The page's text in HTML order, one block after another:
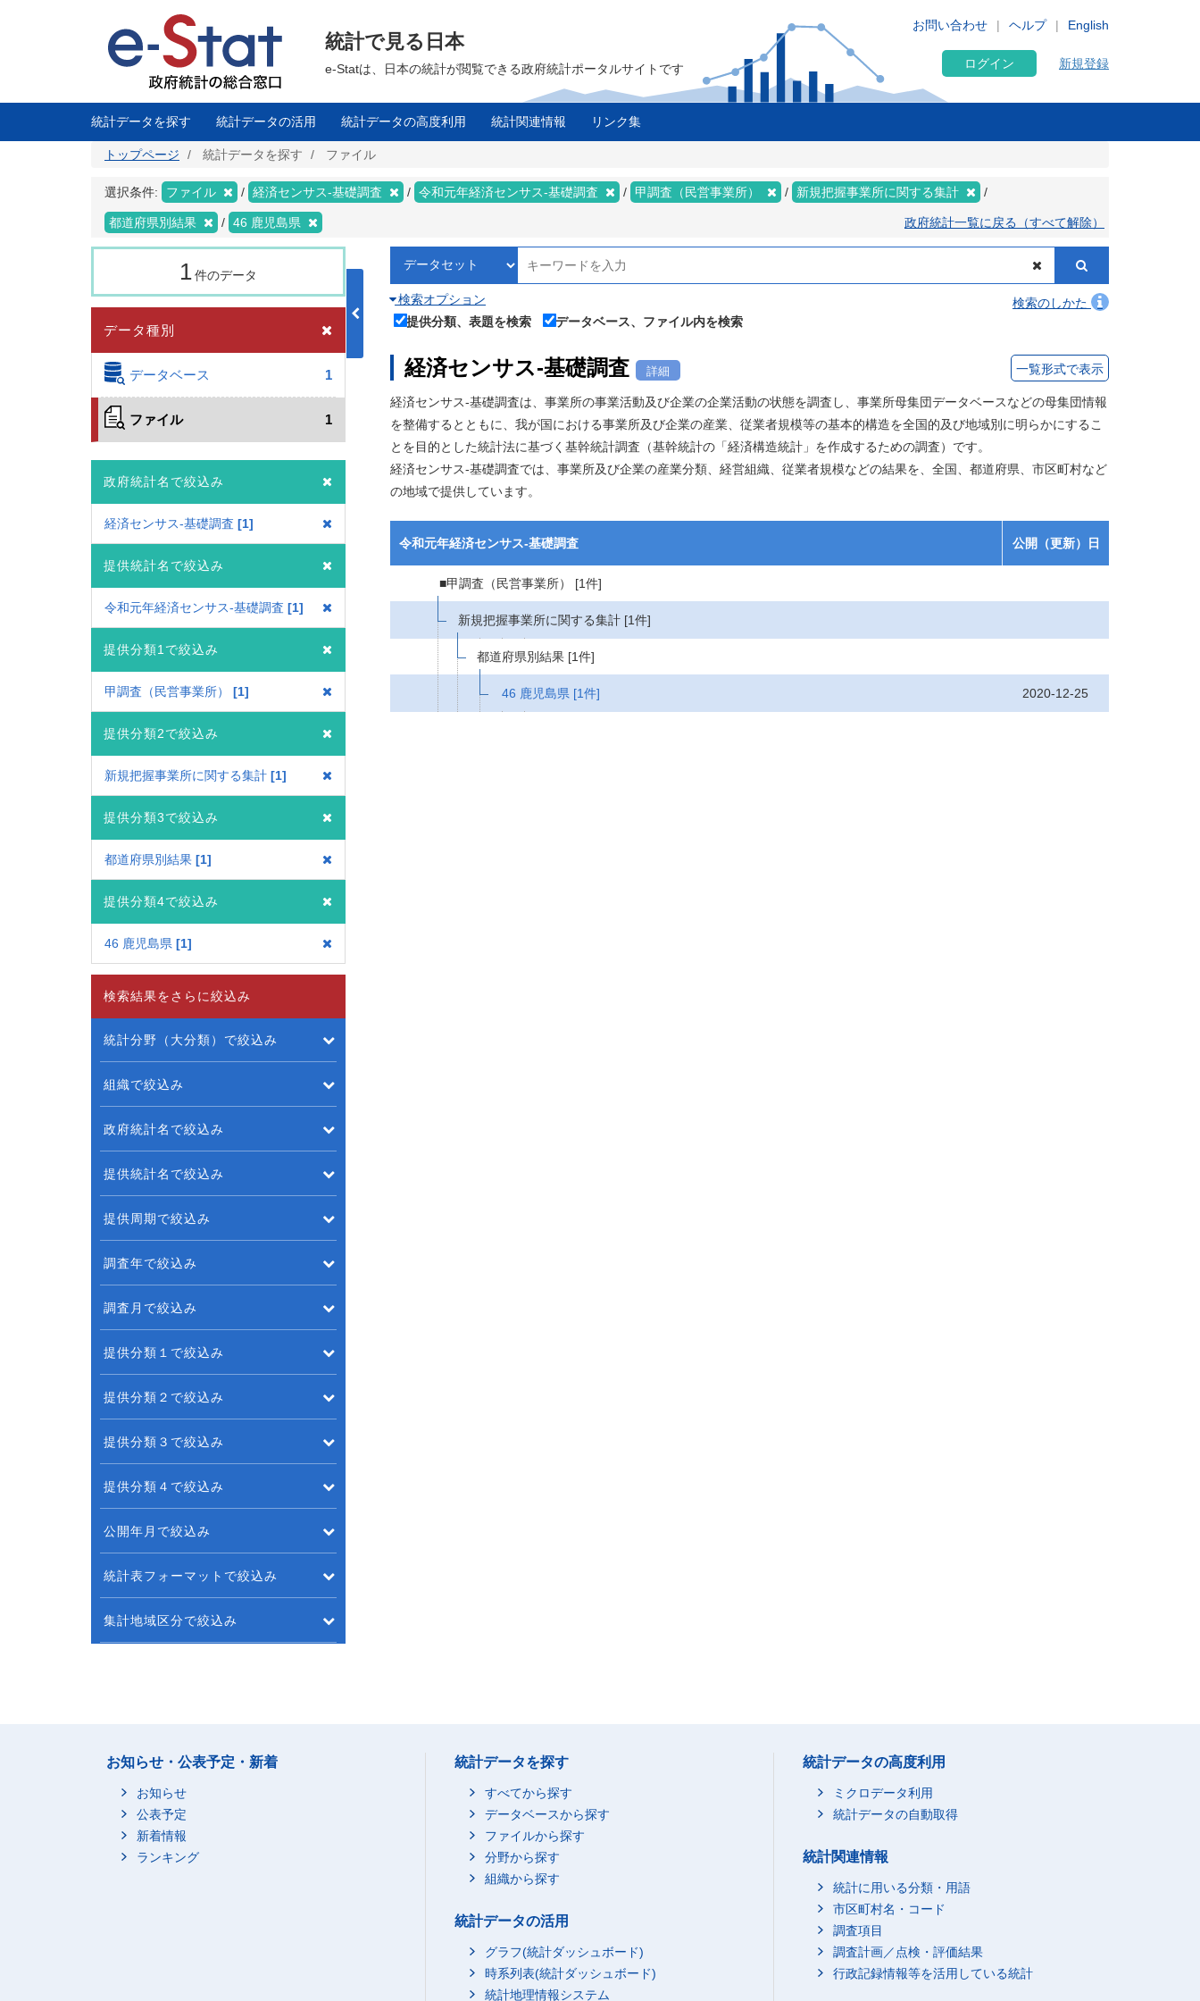
に
English
お問い合わせ ヘルプ
統計で見る日本
e-Statは、日本の統計が閲覧できる政府統計ポータルサイトです ログイン 新規登録
統計データを探す 統計データの活用 統計データの高度利用 統計関連情報 リンク集
トップページ 統計データを探す ファイル
選択条件: ファイル 経済センサス‐基礎調査 令和元年経済センサス‐基礎調査 甲調査（民営事業所） 新規把握事業所に関する集計
都道府県別結果 46 鹿児島県 政府統計一覧に戻る（すべて解除）
1件のデータ
データ種別
データベース 1
ファイル 1
政府統計名で絞込み
経済センサス‐基礎調査 1
提供統計名で絞込み
令和元年経済センサス‐基礎調査 1
提供分類1で絞込み
甲調査（民営事業所） 1
提供分類2で絞込み
新規把握事業所に関する集計 1
提供分類3で絞込み
都道府県別結果 1
提供分類4で絞込み
46 鹿児島県 1
検索オプション
検索のしかた
提供分類、表題を検索
データベース、ファイル内を検索
経済センサス‐基礎調査 詳細 一覧形式で表示
経済センサス‐基礎調査は、事業所の事業活動及び企業の企業活動の状態を調査し、事業所母集団データベースなどの母集団情報
を整備するとともに、我が国における事業所及び企業の産業、従業者規模等の基本的構造を全国的及び地域別に明らかにするこ
とを目的とした統計法に基づく基幹統計調査（基幹統計の「経済構造統計」を作成するための調査）です。
経済センサス‐基礎調査では、事業所及び企業の産業分類、経営組織、従業者規模などの結果を、全国、都道府県、市区町村など
の地域で提供しています。
令和元年経済センサス‐基礎調査 公開（更新）日
■甲調査（民営事業所） [1件]
新規把握事業所に関する集計 [1件]
都道府県別結果 [1件]
46 鹿児島県 [1件] 2020-12-25
検索結果をさらに絞込み
統計分野（大分類）で絞込み
組織で絞込み
政府統計名で絞込み
提供統計名で絞込み
提供周期で絞込み
調査年で絞込み
調査月で絞込み
提供分類１で絞込み
提供分類２で絞込み
提供分類３で絞込み
提供分類４で絞込み
公開年月で絞込み
統計表フォーマットで絞込み
集計地域区分で絞込み
お知らせ・公表予定・新着
お知らせ
公表予定
新着情報
ランキング
統計データを探す
すべてから探す
データベースから探す
ファイルから探す
分野から探す
組織から探す
統計データの活用
グラフ(統計ダッシュボード)
時系列表(統計ダッシュボード)
統計地理情報システム
統計データの高度利用
ミクロデータ利用
統計データの自動取得
統計関連情報
統計に用いる分類・用語
市区町村名・コード
調査項目
調査計画／点検・評価結果
行政記録情報等を活用している統計